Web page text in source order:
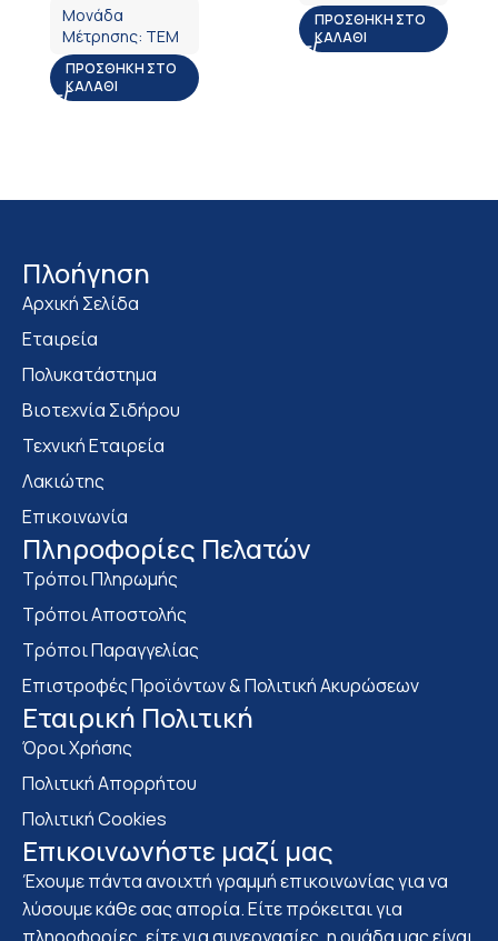
Μονάδα
Μέτρησης: ΤΕΜ
ΠΡΟΣΘΉΚΗ ΣΤΟ
ΚΑΛΆΘΙ
ΠΡΟΣΘΉΚΗ ΣΤΟ
ΚΑΛΆΘΙ
Πλοήγηση
Αρχική Σελίδα
Εταιρεία
Πολυκατάστημα
Bιοτεχνία Σιδήρου
Τεχνική Εταιρεία
Λακιώτης
Επικοινωνία
Πληροφορίες Πελατών
Τρόποι Πληρωμής
Τρόποι Αποστολής
Τρόποι Παραγγελίας
Επιστροφές Προϊόντων & Πολιτική Ακυρώσεων
Eταιρική Πολιτική
Όροι Χρήσης
Πολιτική Απορρήτου
Πολιτική Cookies
Επικοινωνήστε μαζί μας
Έχουμε πάντα ανοιχτή γραμμή επικοινωνίας για να
λύσουμε κάθε σας απορία. Είτε πρόκειται για